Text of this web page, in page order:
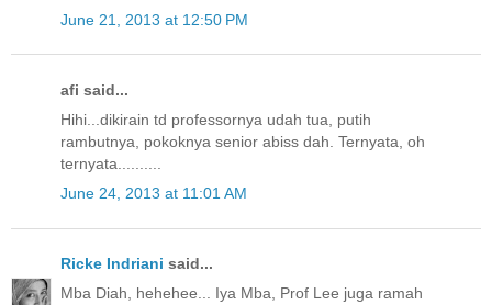
June 21, 2013 at 12:50 PM
afi said...
Hihi...dikirain td professornya udah tua, putih
rambutnya, pokoknya senior abiss dah. Ternyata, oh
ternyata..........
June 24, 2013 at 11:01 AM
Ricke Indriani said...
Mba Diah, hehehee... Iya Mba, Prof Lee juga ramah